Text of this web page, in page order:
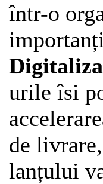
într-o
urile îsi
de
lanțului